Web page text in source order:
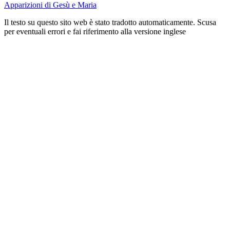
Apparizioni di Gesù e Maria
Il testo su questo sito web è stato tradotto automaticamente. Scusa
per eventuali errori e fai riferimento alla versione inglese